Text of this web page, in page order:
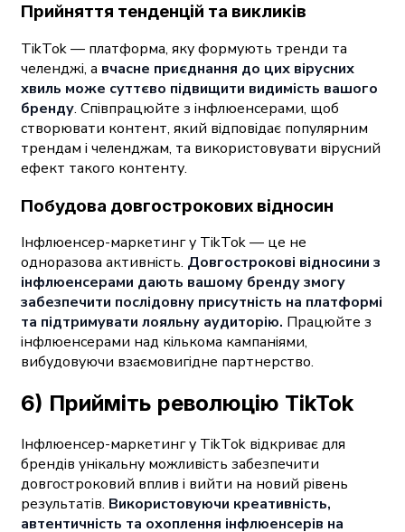
Прийняття тенденцій та викликів
TikTok — платформа, яку формують тренди та
челенджі, а вчасне приєднання до цих вірусних
хвиль може суттєво підвищити видимість вашого
бренду. Співпрацюйте з інфлюенсерами, щоб
створювати контент, який відповідає популярним
трендам і челенджам, та використовувати вірусний
ефект такого контенту.
Побудова довгострокових відносин
Інфлюенсер-маркетинг у TikTok — це не
одноразова активність. Довгострокові відносини з
інфлюенсерами дають вашому бренду змогу
забезпечити послідовну присутність на платформі
та підтримувати лояльну аудиторію. Працюйте з
інфлюенсерами над кількома кампаніями,
вибудовуючи взаємовигідне партнерство.
6) Прийміть революцію TikTok
Інфлюенсер-маркетинг у TikTok відкриває для
брендів унікальну можливість забезпечити
довгостроковий вплив і вийти на новий рівень
результатів. Використовуючи креативність,
автентичність та охоплення інфлюенсерів на